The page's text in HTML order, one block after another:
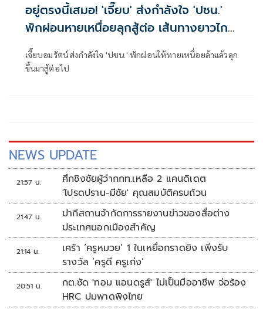
อยู่ตรงนี้เสมอ! 'เจี๊ยบ' ส่งกำลังใจ 'ปชน.'
พักผ่อนหายเหนื่อยลุกสู้ต่อ เส้นทางยาวไกล
จะไม่หยุดฝัน
เจี๊ยบอมรัตน์ ส่งกำลังใจ 'ปชน.' พักผ่อนให้หายเหนื่อยล้าแล้วลุก
ขึ้นมาสู้ต่อไป
NEWS UPDATE
21:57 น.
ศึกชิงชัยผู้ว่ากกท.เหลือ 2 แคนดิเดต
'โปรดปราน-มีชัย' คุณสมบัติครบถ้วน
21:47 น.
ปากีสถานจำกัดการรายงานข่าวของสื่อต่าง
ประเทศนอกเมืองสำคัญ
21:14 น.
เศร้า ‘ครูหมวย’ 1 ในเหยื่อกราดยิง เพิ่งรับ
รางวัล ‘ครูดี ครูเก่ง’
20:51 น.
กต.ซัด 'ทอม แอนดรูส์' ไม่เป็นมืออาชีพ จ่อร้อง
HRC ปมพาดพิงไทย